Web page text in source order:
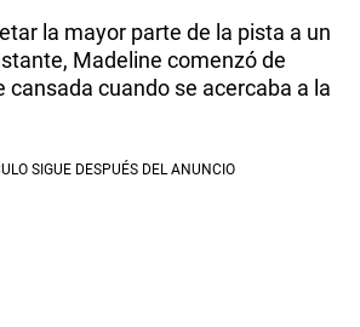
la mayor parte de la pista a un
Madeline comenzó de
cansada cuando se acercaba a la